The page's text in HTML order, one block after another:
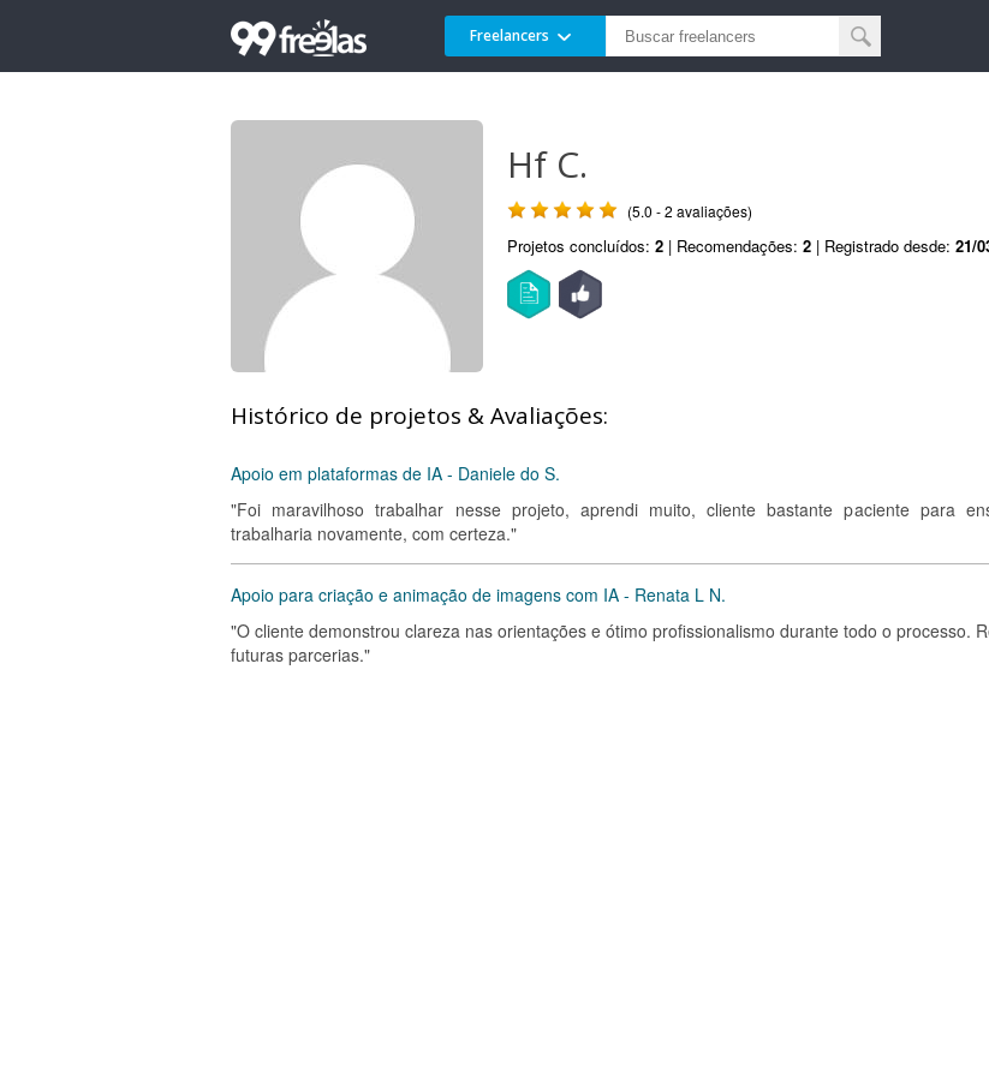
Freelancers
Hf C.
(5.0 - 2 avaliações)
Projetos concluídos: 2 | Recomendações: 2 | Registrado desde: 21/
Histórico de projetos & Avaliações:
Apoio em plataformas de IA - Daniele do S.
"Foi maravilhoso trabalhar nesse projeto, aprendi muito, cliente bastante paciente para
trabalharia novamente, com certeza."
Apoio para criação e animação de imagens com IA - Renata L N.
"O cliente demonstrou clareza nas orientações e ótimo profissionalismo durante todo o processo.
futuras parcerias."